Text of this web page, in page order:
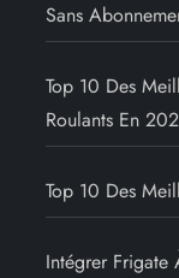
Sans
Top 10 Des
Roulants En
Top 10 Des
Intégrer Frigate